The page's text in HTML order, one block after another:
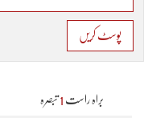
پوسٹ کریں
براہ راست 1 تبصرہ